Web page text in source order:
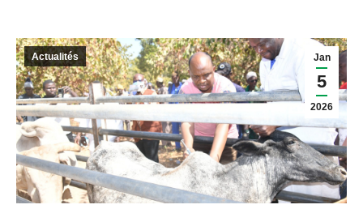
Jan
5
2026
Actualités